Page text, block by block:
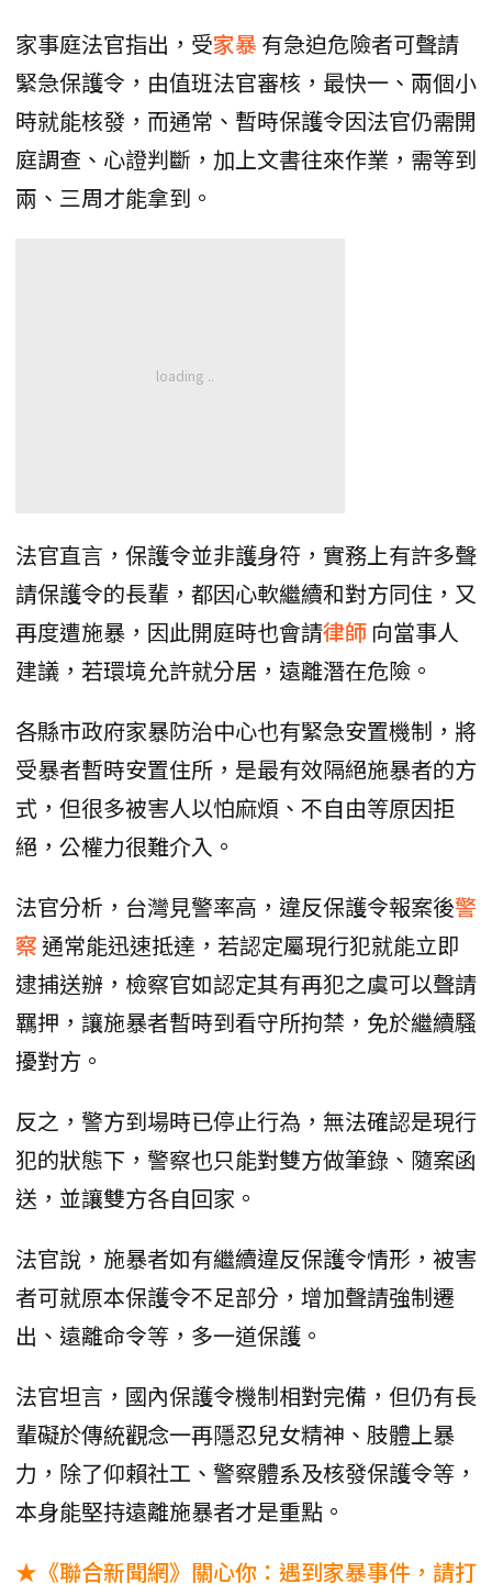
家事庭法官指出，受家暴 有急迫危險者可聲請
緊急保護令，由值班法官審核，最快一、兩個小
時就能核發，而通常、暫時保護令因法官仍需開
庭調查、心證判斷，加上文書往來作業，需等到
兩、三周才能拿到。
法官直言，保護令並非護身符，實務上有許多聲
請保護令的長輩，都因心軟繼續和對方同住，又
再度遭施暴，因此開庭時也會請律師 向當事人
建議，若環境允許就分居，遠離潛在危險。
各縣市政府家暴防治中心也有緊急安置機制，將
受暴者暫時安置住所，是最有效隔絕施暴者的方
式，但很多被害人以怕麻煩、不自由等原因拒
絕，公權力很難介入。
法官分析，台灣見警率高，違反保護令報案後警
察通常能迅速抵達，若認定屬現行犯就能立即
逮捕送辦，檢察官如認定其有再犯之虞可以聲請
羈押，讓施暴者暫時到看守所拘禁，免於繼續騷
擾對方。
反之，警方到場時已停止行為，無法確認是現行
犯的狀態下，警察也只能對雙方做筆錄、隨案函
送，並讓雙方各自回家。
法官說，施暴者如有繼續違反保護令情形，被害
者可就原本保護令不足部分，增加聲請強制遷
出、遠離命令等，多一道保護。
法官坦言，國內保護令機制相對完備，但仍有長
輩礙於傳統觀念一再隱忍兒女精神、肢體上暴
力，除了仰賴社工、警察體系及核發保護令等，
本身能堅持遠離施暴者才是重點。
★《聯合新聞網》關心你：遇到家暴事件，請打